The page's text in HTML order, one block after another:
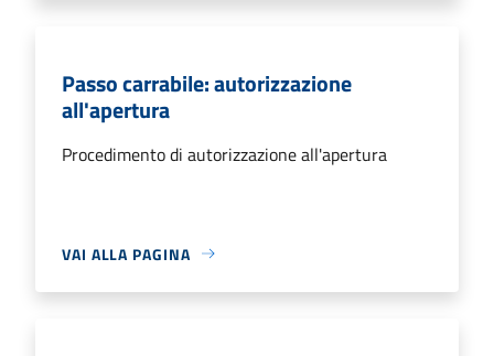
Passo carrabile: autorizzazione
all'apertura
Procedimento di autorizzazione all'apertura
VAI ALLA PAGINA